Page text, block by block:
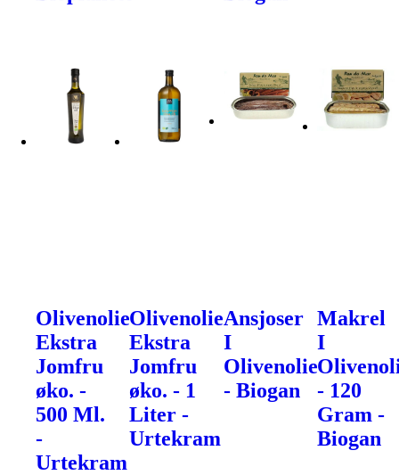
Olivenolie
Ekstra
Jomfru
øko. -
500 Ml.
-
Urtekram
Olivenolie
Ekstra
Jomfru
øko. - 1
Liter -
Urtekram
Ansjoser
I
Olivenolie
- Biogan
Makrel
I
- 120
Gram -
Biogan